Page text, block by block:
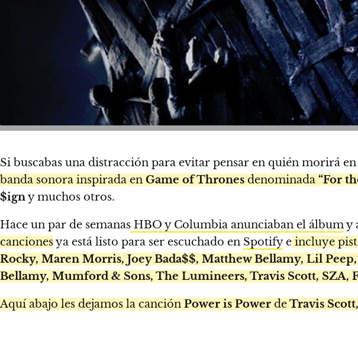
Si buscabas una distracción para evitar pensar en quién morirá
banda sonora inspirada en Game of Thrones denominada “For
$igny muchos otros.
Hace un par de semanas HBO y Columbia anunciaban el álbumy
cancionesya está listo para ser escuchado en Spotifye incluye
Rocky, Maren Morris, Joey Bada$$, Matthew Bellamy, Lil
Bellamy, Mumford & Sons, The Lumineers, Travis Scott, SZA,
Aquí abajo les dejamos la canción Power is Power deTravis